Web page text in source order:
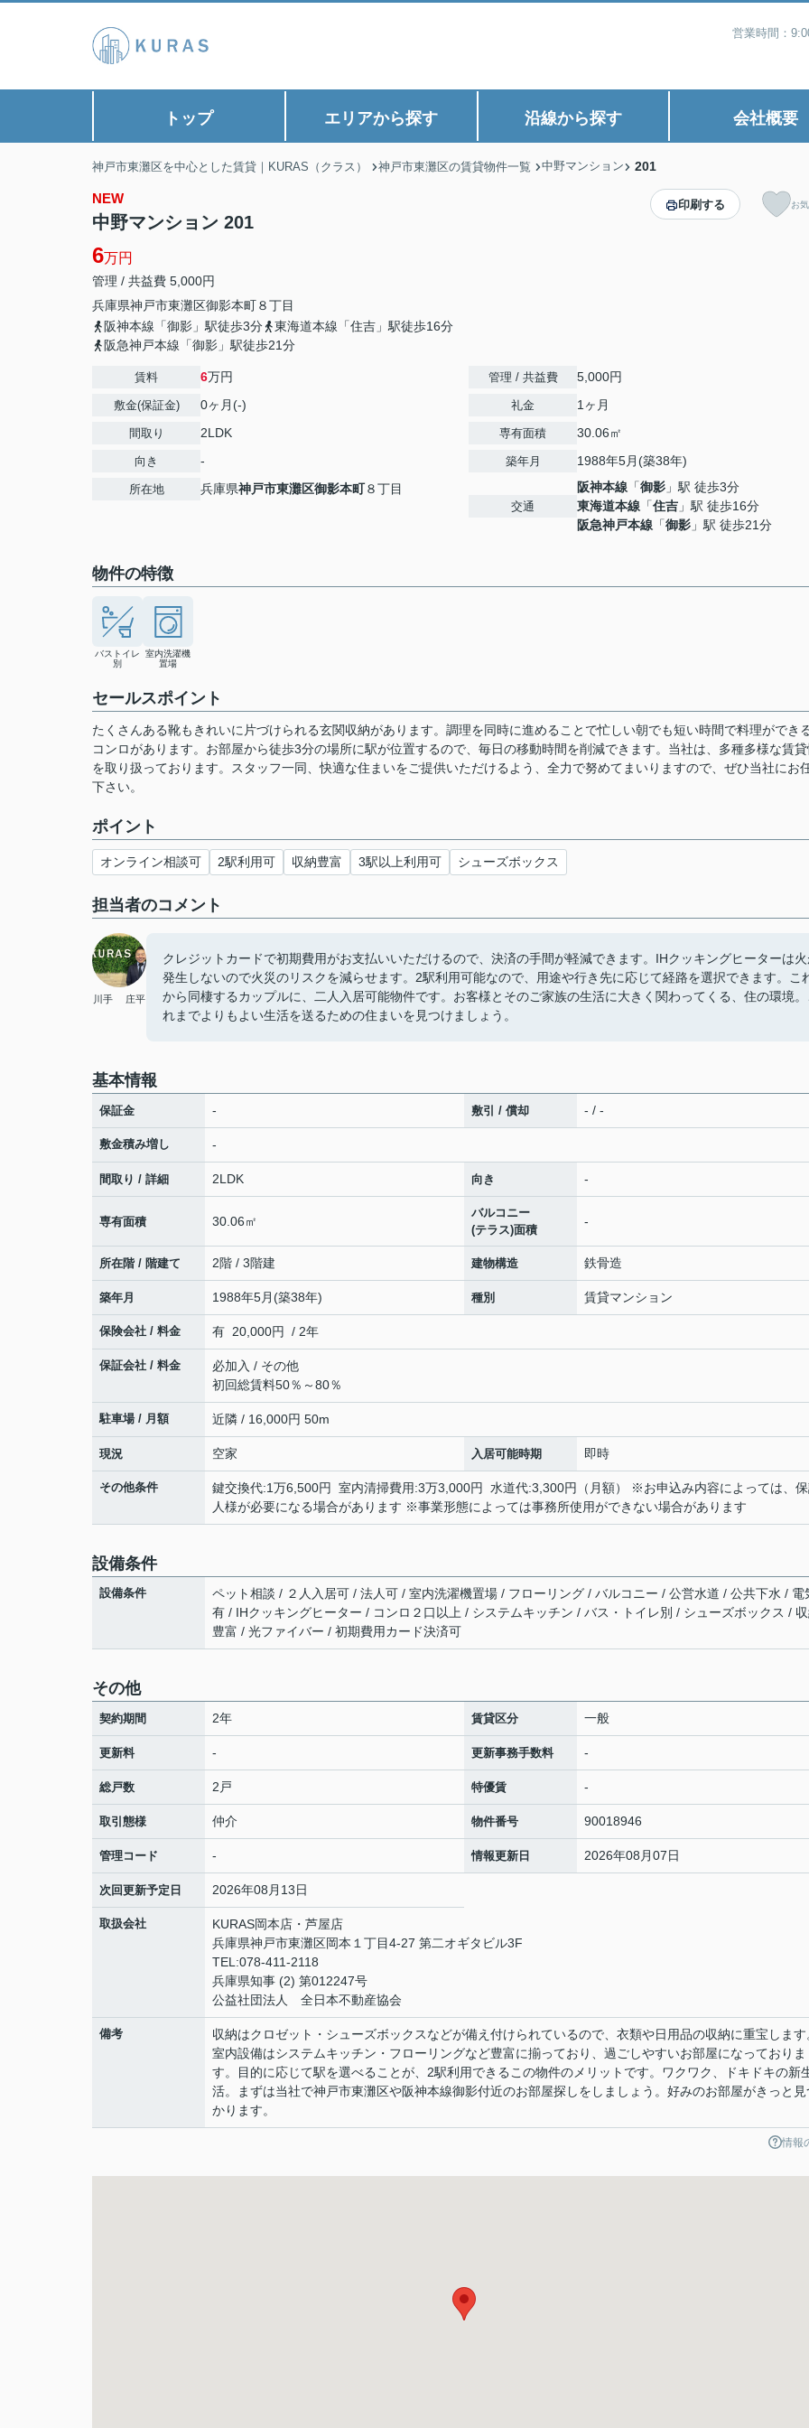
営業時間：
トップ エリアから探す 沿線から探す 会社概要
神戸市東灘区を中心とした賃貸｜KURAS（クラス） 神戸市東灘区の賃貸物件一覧 中野マンション 201
NEW
中野マンション 201
6万円
管理 / 共益費 5,000円
兵庫県神戸市東灘区御影本町８丁目
阪神本線「御影」駅徒歩3分
東海道本線「住吉」駅徒歩16分
阪急神戸本線「御影」駅徒歩21分
印刷する お
賃料 6万円
敷金(保証金) 0ヶ月(-)
間取り 2LDK
向き -
所在地 兵庫県神戸市東灘区御影本町８丁目
管理 / 共益費 5,000円
礼金 1ヶ月
専有面積 30.06㎡
築年月 1988年5月(築38年)
交通
阪神本線 「御影 」駅 徒歩3分
東海道本線 「住吉 」駅 徒歩16分
阪急神戸本線 「御影 」駅 徒歩21分
物件の特徴
バストイレ
別
室内洗濯機
置場
セールスポイント
たくさんある靴もきれいに片づけられる玄関収納があります。調理を同時に進めることで忙しい朝でも短い時間で料理ができ
コンロがあります。お部屋から徒歩3分の場所に駅が位置するので、毎日の移動時間を削減できます。当社は、多種多様な賃貸
を取り扱っております。スタッフ一同、快適な住まいをご提供いただけるよう、全力で努めてまいりますので、ぜひ当社にお
下さい。
ポイント
オンライン相談可 2駅利用可 収納豊富 3駅以上利用可 シューズボックス
担当者のコメント
川手 庄平
クレジットカードで初期費用がお支払いいただけるので、決済の手間が軽減できます。IHクッキングヒーターは
発生しないので火災のリスクを減らせます。2駅利用可能なので、用途や行き先に応じて経路を選択できます。こ
から同棲するカップルに、二人入居可能物件です。お客様とそのご家族の生活に大きく関わってくる、住の環境。
れまでよりもよい生活を送るための住まいを見つけましょう。
基本情報
保証金 - 敷引 / 償却 - / -
敷金積み増し -
間取り / 詳細 2LDK 向き -
専有面積 30.06㎡
バルコニー
(テラス)面積
-
所在階 / 階建て 2階 / 3階建 建物構造 鉄骨造
築年月 1988年5月(築38年) 種別 賃貸マンション
保険会社 / 料金 有 20,000円 / 2年
保証会社 / 料金
必加入 / その他
初回総賃料50％～80％
駐車場 / 月額 近隣 / 16,000円 50m
現況 空家 入居可能時期 即時
その他条件
鍵交換代:1万6,500円 室内清掃費用:3万3,000円 水道代:3,300円（月額） ※お申込み内容によっては、
人様が必要になる場合があります ※事業形態によっては事務所使用ができない場合があります
設備条件
設備条件
ペット相談 / ２人入居可 / 法人可 / 室内洗濯機置場 / フローリング / バルコニー / 公営水道 / 公共下水 / 電
有 / IHクッキングヒーター / コンロ２口以上 / システムキッチン / バス・トイレ別 / シューズボックス /
豊富 / 光ファイバー / 初期費用カード決済可
その他
契約期間 2年 賃貸区分 一般
更新料 - 更新事務手数料 -
総戸数 2戸 特優賃 -
取引態様 仲介 物件番号 90018946
管理コード - 情報更新日 2026年08月07日
次回更新予定日 2026年08月13日
取扱会社
KURAS岡本店・芦屋店
兵庫県神戸市東灘区岡本１丁目4-27 第二オギタビル3F
TEL:078-411-2118
兵庫県知事 (2) 第012247号
公益社団法人 全日本不動産協会
備考
収納はクロゼット・シューズボックスなどが備え付けられているので、衣類や日用品の収納に重宝します
室内設備はシステムキッチン・フローリングなど豊富に揃っており、過ごしやすいお部屋になっておりま
す。目的に応じて駅を選べることが、2駅利用できるこの物件のメリットです。ワクワク、ドキドキの新
活。まずは当社で神戸市東灘区や阪神本線御影付近のお部屋探しをしましょう。好みのお部屋がきっと見
かります。
情報